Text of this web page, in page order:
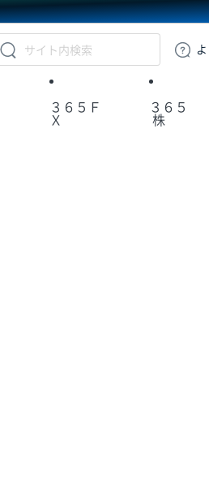
GMOクリッ
３６５Ｆ
Ｘ
３６５
株